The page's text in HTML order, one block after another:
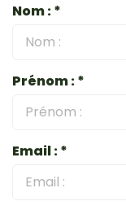
Nom : *
Prénom : *
Email : *